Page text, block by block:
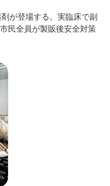
が登場する。実臨床で副
民全員が製販後安全対策